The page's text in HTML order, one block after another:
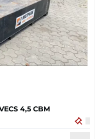
4,5 CBM